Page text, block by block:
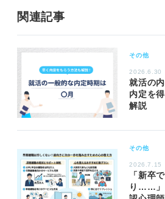
関連記事
その他
2026.6.30
就活の
内定を
解説
その他
2026.7.15
「新卒
り……」